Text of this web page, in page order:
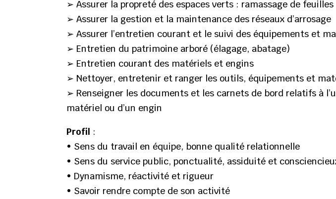
➢ Assurer la propreté des espaces verts : ramassage de
➢ Assurer la gestion et la maintenance des réseaux d’arrosage
➢ Assurer l’entretien courant et le suivi des équipements et
➢ Entretien du patrimoine arboré (élagage, abatage)
➢ Entretien courant des matériels et engins
➢ Nettoyer, entretenir et ranger les outils, équipements et
➢ Renseigner les documents et les carnets de bord relatifs à
matériel ou d’un engin
Profil :
• Sens du travail en équipe, bonne qualité relationnelle
• Sens du service public, ponctualité, assiduité et
• Dynamisme, réactivité et rigueur
• Savoir rendre compte de son activité